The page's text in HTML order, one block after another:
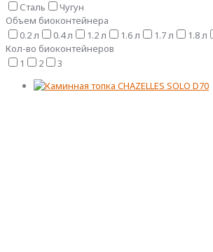
Сталь
Чугун
Объем биоконтейнера
0.2 л
0.4 л 1.2 л 1.6 л 1.7 л 1.8 л
Кол-во биоконтейнеров
1
2 3